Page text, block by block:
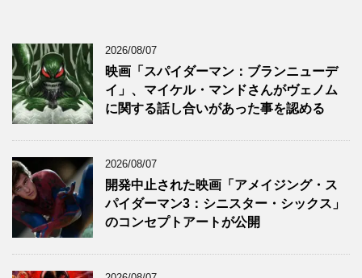
2026/08/07
映画「スパイダーマン：ブランニューデ
イ」、マイケル・マンドさんがヴェノム
に関する話し合いがあった事を認める
2026/08/07
開発中止された映画「アメイジング・ス
パイダーマン3：シニスター・シックス」
のコンセプトアートが公開